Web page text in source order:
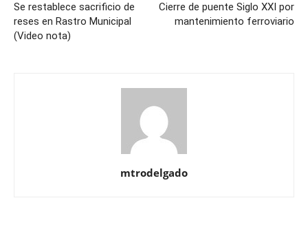
Se restablece sacrificio de
reses en Rastro Municipal
(Video nota)
Cierre de puente Siglo XXI por
mantenimiento ferroviario
mtrodelgado